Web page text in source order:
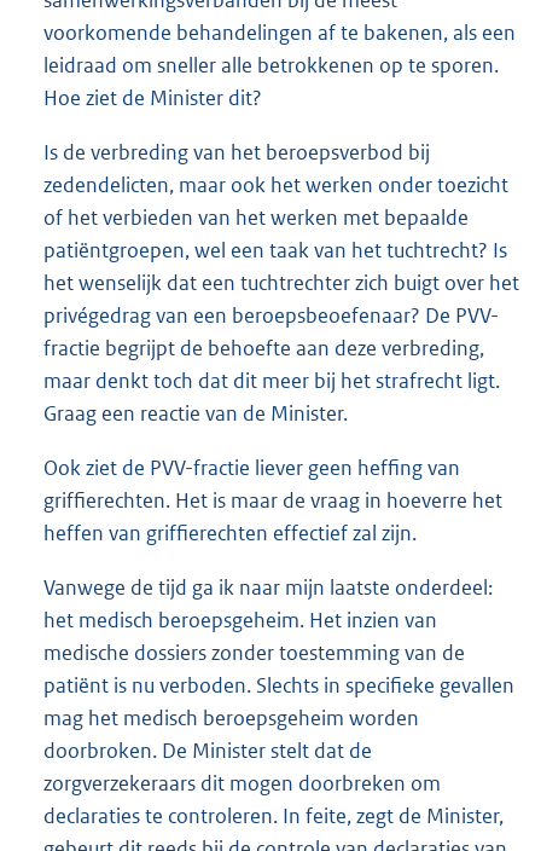
voorkomende behandelingen af te bakenen, als een
leidraad om sneller alle betrokkenen op te sporen.
Hoe ziet de Minister dit?
Is de verbreding van het beroepsverbod bij
zedendelicten, maar ook het werken onder toezicht
of het verbieden van het werken met bepaalde
patiëntgroepen, wel een taak van het tuchtrecht? Is
het wenselijk dat een tuchtrechter zich buigt over het
privégedrag van een beroepsbeoefenaar? De PVV-
fractie begrijpt de behoefte aan deze verbreding,
maar denkt toch dat dit meer bij het strafrecht ligt.
Graag een reactie van de Minister.
Ook ziet de PVV-fractie liever geen heffing van
griffierechten. Het is maar de vraag in hoeverre het
heffen van griffierechten effectief zal zijn.
Vanwege de tijd ga ik naar mijn laatste onderdeel:
het medisch beroepsgeheim. Het inzien van
medische dossiers zonder toestemming van de
patiënt is nu verboden. Slechts in specifieke gevallen
mag het medisch beroepsgeheim worden
doorbroken. De Minister stelt dat de
zorgverzekeraars dit mogen doorbreken om
declaraties te controleren. In feite, zegt de Minister,